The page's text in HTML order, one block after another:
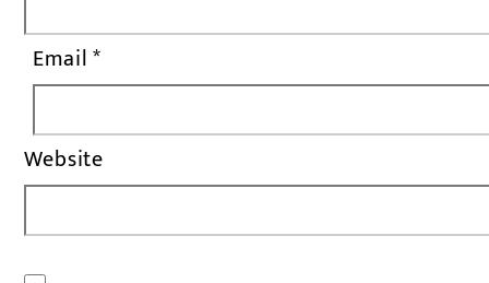
Email*
Website